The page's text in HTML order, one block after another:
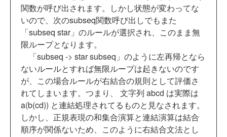
関数が呼び出されます。しかし状態が変わってな
いので、次のsubseq関数呼び出しでもまた
「subseq star」のルールが選択され、このまま無
限ループとなります。
「subseq -> star subseq」のように左再帰となら
ないルールとすれば無限ループは起きないのです
が、この場合ルールが右結合の規則として評価さ
れてしまいます。つまり、 文字列 abcd は実際は
a(b(cd)) と連結処理されてるものと見なされます。
しかし、正規表現の和集合演算と連結演算は結合
順序が関係ないため、このように右結合文法とし